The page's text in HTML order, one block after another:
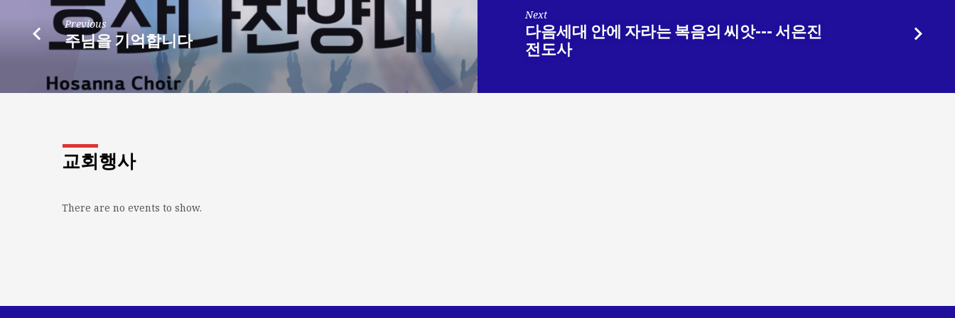
Previous
주님을 기억합니다
Next
다음세대 안에 자라는 복음의 씨앗--- 서은진
전도사
교회행사
There are no events to show.